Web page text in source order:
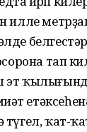
илле
осорона тап
эт
етәксеһенә
түгел, ҡат-